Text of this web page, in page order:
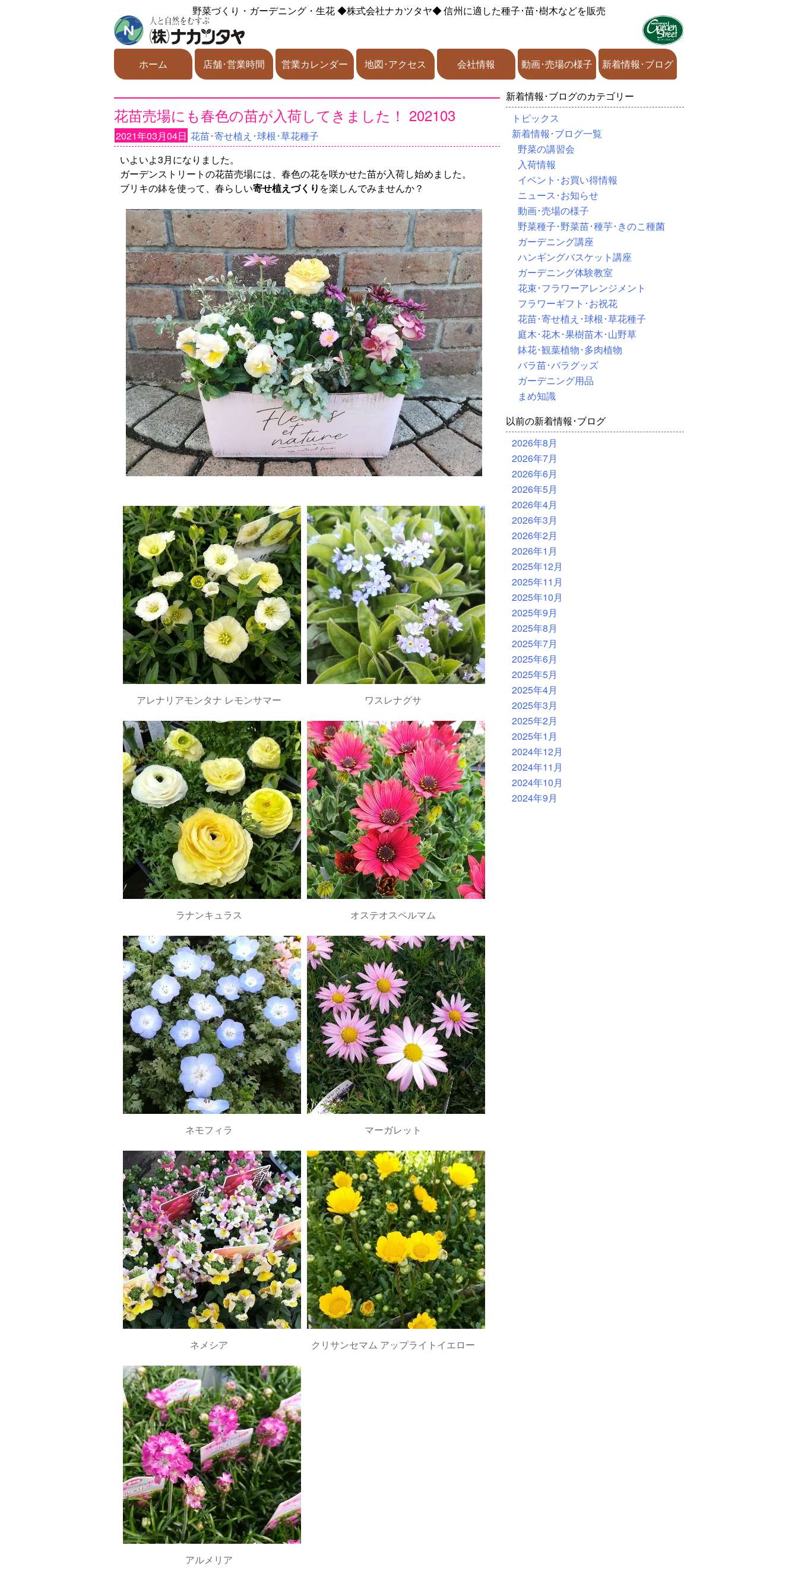
野菜づくり・ガーデニング・生花◆株式会社ナカツタヤ◆信州に適した種子･苗･樹木などを販売
ホーム 店舗･営業時間 営業カレンダー 地図･アクセス 会社情報 動画･売場の様子 新着情報･ブログ
花苗売場にも春色の苗が入荷してきました！ 202103
2021年03月04日 花苗･寄せ植え･球根･草花種子
いよいよ3月になりました。
ガーデンストリートの花苗売場には、春色の花を咲かせた苗が入荷し始めました。
ブリキの鉢を使って、春らしい寄せ植えづくり を楽しんでみませんか？
アレナリアモンタナ レモンサマー ワスレナグサ
ラナンキュラス オステオスペルマム
ネモフィラ マーガレット
ネメシア クリサンセマム アップライトイエロー
アルメリア
新着情報･ブログのカテゴリー
トピックス
新着情報･ブログ一覧
野菜の講習会
入荷情報
イベント･お買い得情報
ニュース･お知らせ
動画･売場の様子
野菜種子･野菜苗･種芋･きのこ種菌
ガーデニング講座
ハンギングバスケット講座
ガーデニング体験教室
花束･フラワーアレンジメント
フラワーギフト･お祝花
花苗･寄せ植え･球根･草花種子
庭木･花木･果樹苗木･山野草
鉢花･観葉植物･多肉植物
バラ苗･バラグッズ
ガーデニング用品
まめ知識
以前の新着情報･ブログ
2026年8月
2026年7月
2026年6月
2026年5月
2026年4月
2026年3月
2026年2月
2026年1月
2025年12月
2025年11月
2025年10月
2025年9月
2025年8月
2025年7月
2025年6月
2025年5月
2025年4月
2025年3月
2025年2月
2025年1月
2024年12月
2024年11月
2024年10月
2024年9月